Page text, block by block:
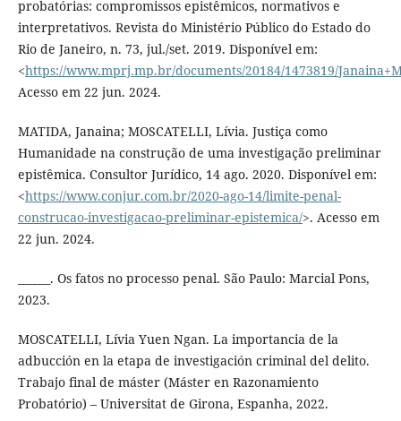
probatórias: compromissos epistêmicos, normativos e
interpretativos. Revista do Ministério Público do Estado do
Rio de Janeiro, n. 73, jul./set. 2019. Disponível em:
<https://www.mprj.mp.br/documents/20184/1473819/
Acesso em 22 jun. 2024.
MATIDA, Janaina; MOSCATELLI, Lívia. Justiça como
Humanidade na construção de uma investigação preliminar
epistêmica. Consultor Jurídico, 14 ago. 2020. Disponível em:
<https://www.conjur.com.br/2020-ago-14/limite-penal-
construcao-investigacao-preliminar-epistemica/>. Acesso em
22 jun. 2024.
______. Os fatos no processo penal. São Paulo: Marcial Pons,
2023.
MOSCATELLI, Lívia Yuen Ngan. La importancia de la
adbucción en la etapa de investigación criminal del delito.
Trabajo final de máster (Máster en Razonamiento
Probatório) – Universitat de Girona, Espanha, 2022.